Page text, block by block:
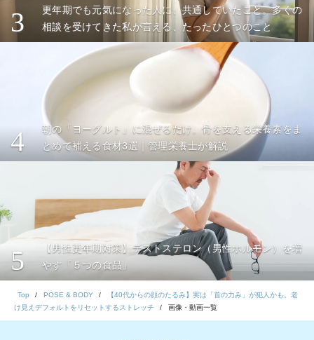
3
更年期でも元気になった人に、共通していたこと。多くの
相談を受けてきた私が言える、たったひとつのこと
4
朝の「ヨーグルト」に混ぜるだけ。骨を支える栄養素をま
とめて補える食材3選｜管理栄養士が解説
5
【男性更年期対策】テストステロン（男性ホルモン）を増
やす「５つの食品」
Top POSE & BODY
【40代からの顔のたるみ】実は「首の力み」が犯人かも。老
け見えデフォルトをリセットするストレッチ
画像・動画一覧